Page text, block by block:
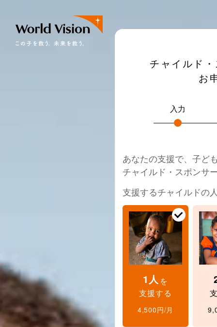
チャイルド
お
入力
あなたの支援で、子ど
チャイルド・スポンサ
支援するチャイルドの
1人 を
支援する
4,500円/月